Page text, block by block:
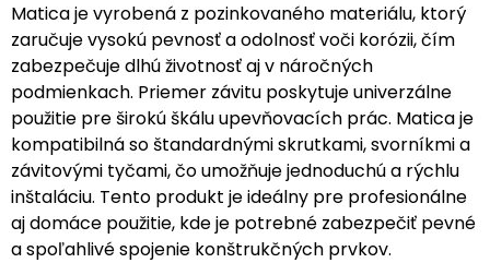
Matica je vyrobená z pozinkovaného materiálu, ktorý
zaručuje vysokú pevnosť a odolnosť voči korózii, čím
zabezpečuje dlhú životnosť aj v náročných
podmienkach. Priemer závitu poskytuje univerzálne
použitie pre širokú škálu upevňovacích prác. Matica je
kompatibilná so štandardnými skrutkami, svorníkmi a
závitovými tyčami, čo umožňuje jednoduchú a rýchlu
inštaláciu. Tento produkt je ideálny pre profesionálne
aj domáce použitie, kde je potrebné zabezpečiť pevné
a spoľahlivé spojenie konštrukčných prvkov.